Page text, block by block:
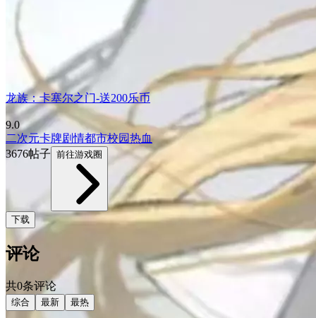
龙族：卡塞尔之门-送200乐币
9.0
二次元卡牌剧情都市校园热血
3676帖子 前往游戏圈
下载
评论
共0条评论
综合 最新 最热